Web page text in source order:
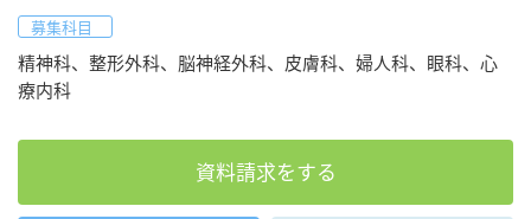
募集科目
精神科、整形外科、脳神経外科、皮膚科、婦人科、眼科、心
療内科
資料請求をする